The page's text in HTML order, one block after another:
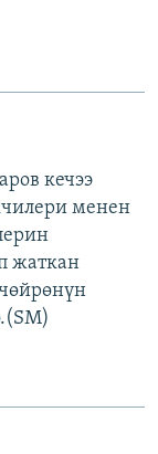
кечээ
менен
жаткан